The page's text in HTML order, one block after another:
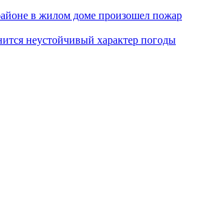
в жилом доме произошел пожар
неустойчивый характер погоды